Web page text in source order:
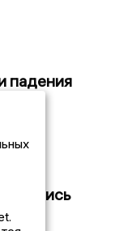
падения